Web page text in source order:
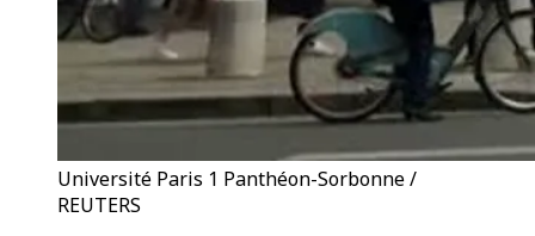
Université Paris 1 Panthéon-Sorbonne /
REUTERS